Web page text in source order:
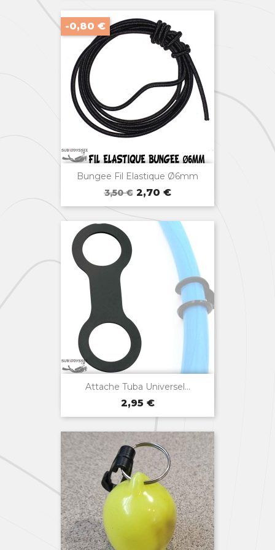
Bungee Fil Elastique Ø6mm
Prix
de
3,50 € Prix
2,70 €
-0,80 €
Aperçu rapide
Attache Tuba Universel...
Prix
2,95 €
Aperçu rapide
Noir